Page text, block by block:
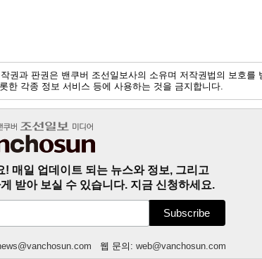
권과 판권은 밴쿠버 조선일보사의 소유며 저작권법의 보호를
한 각종 정보 서비스 등에 사용하는 것을 금지합니다.
매일 업데이트 되는 뉴스와 정보, 그리고
받아 보실 수 있습니다. 지금 신청하세요.
웹 문의: web@vanchosun.com